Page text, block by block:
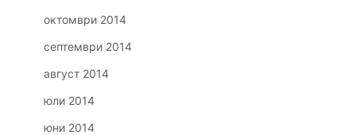
октомври 2014
септември 2014
август 2014
юли 2014
юни 2014